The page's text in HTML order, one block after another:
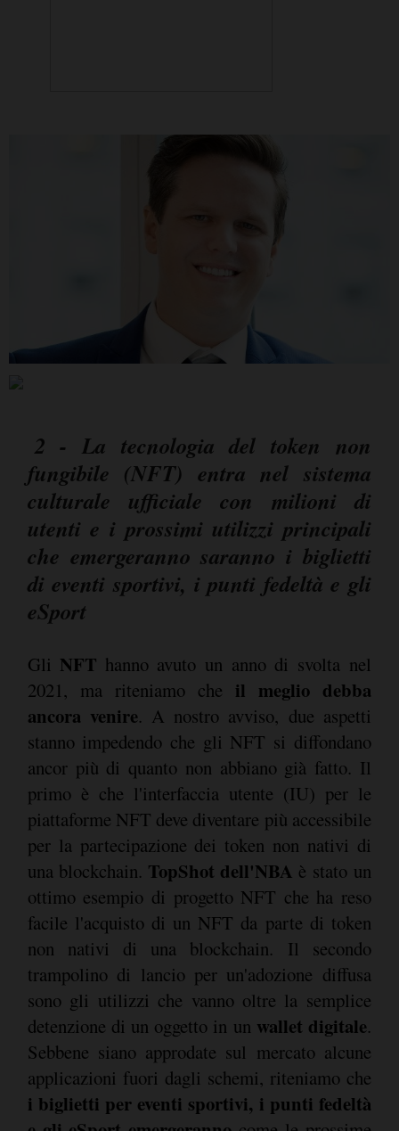
2 - La tecnologia del token non
fungibile (NFT) entra nel sistema
culturale ufficiale con milioni di
utenti e i prossimi utilizzi principali
che emergeranno saranno i biglietti
di eventi sportivi, i punti fedeltà e gli
eSport
Gli NFT hanno avuto un anno di svolta nel
2021, ma riteniamo che il meglio debba
ancora venire. A nostro avviso, due aspetti
stanno impedendo che gli NFT si diffondano
ancor più di quanto non abbiano già fatto. Il
primo è che l'interfaccia utente (IU) per le
piattaforme NFT deve diventare più accessibile
per la partecipazione dei token non nativi di
una blockchain. TopShot dell'NBA è stato un
ottimo esempio di progetto NFT che ha reso
facile l'acquisto di un NFT da parte di token
non nativi di una blockchain. Il secondo
trampolino di lancio per un'adozione diffusa
sono gli utilizzi che vanno oltre la semplice
detenzione di un oggetto in un wallet digitale.
Sebbene siano approdate sul mercato alcune
applicazioni fuori dagli schemi, riteniamo che
i biglietti per eventi sportivi, i punti fedeltà